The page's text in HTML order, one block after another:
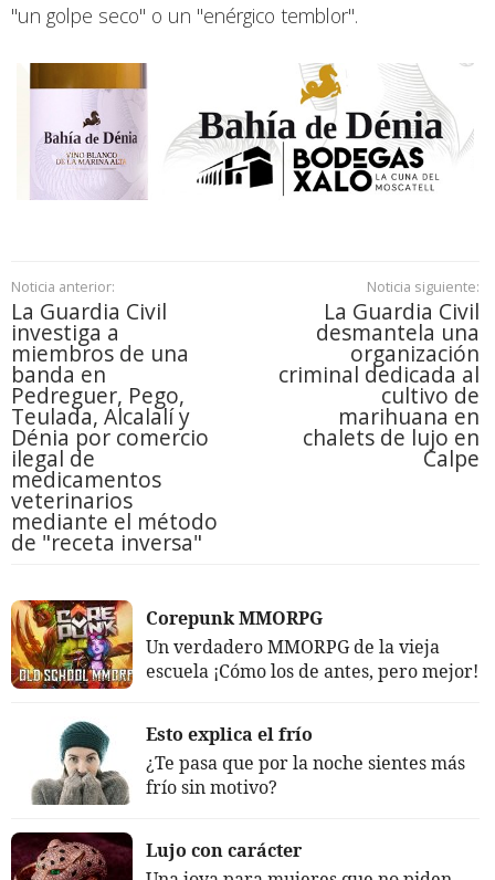
"un golpe seco" o un "enérgico temblor".
Noticia anterior:
La Guardia Civil
investiga a
miembros de una
banda en
Pedreguer, Pego,
Teulada, Alcalalí y
Dénia por comercio
ilegal de
medicamentos
veterinarios
mediante el método
de "receta inversa"
Noticia siguiente:
La Guardia Civil
desmantela una
organización
criminal dedicada al
cultivo de
marihuana en
chalets de lujo en
Calpe
Corepunk MMORPG
Un verdadero MMORPG de la vieja
escuela ¡Cómo los de antes, pero mejor!
Esto explica el frío
¿Te pasa que por la noche sientes más
frío sin motivo?
Lujo con carácter